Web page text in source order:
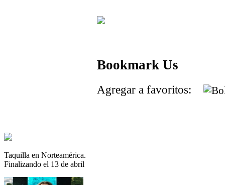
Taquilla en Norteamérica.
Finalizando el 13 de abril
Bookmark Us
Agregar a favoritos: